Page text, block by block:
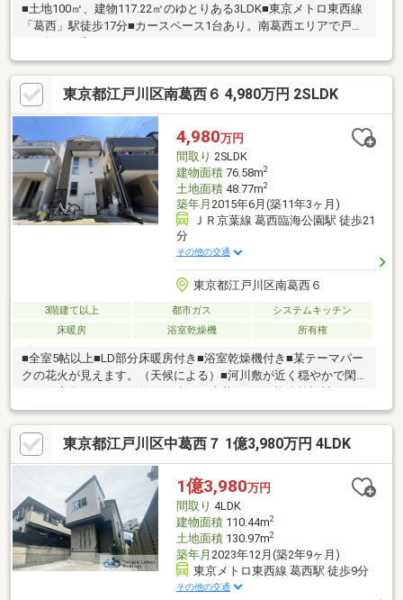
■土地100㎡、建物117.22㎡のゆとりある3LDK■東京メトロ東西線
「葛西」駅徒歩17分■カースペース1台あり。南葛西エリアで戸建
東京都江戸川区南葛西６ 4,980万円 2SLDK
4,980万円
間取り 2SLDK
建物面積76.58m2
土地面積48.77m2
築年月 2015年6月(築11年3ヶ月)
ＪＲ京葉線 葛西臨海公園駅 徒歩21
分
その他の交通
東京都江戸川区南葛西６
3階建て以上 都市ガス
システムキッチン
床暖房
浴室乾燥機 所有権
■全室5帖以上■LD部分床暖房付き■浴室乾燥機付き■某テーマパー
クの花火が見えます。（天候による）■河川敷が近く穏やかで閑
伴い建築工事中です。カースペース１台有（駐車可能台数は車種
による） ＬＤに床暖房有 エアコン５基有（ＬＤ２基、洋室２
室・納戸１基ずつ）
東京都江戸川区中葛西７ 1億3,980万円 4LDK
1億3,980万円
間取り 4LDK
建物面積110.44m2
土地面積130.97m2
築年月 2023年12月(築2年9ヶ月)
東京メトロ東西線 葛西駅 徒歩9分
その他の交通